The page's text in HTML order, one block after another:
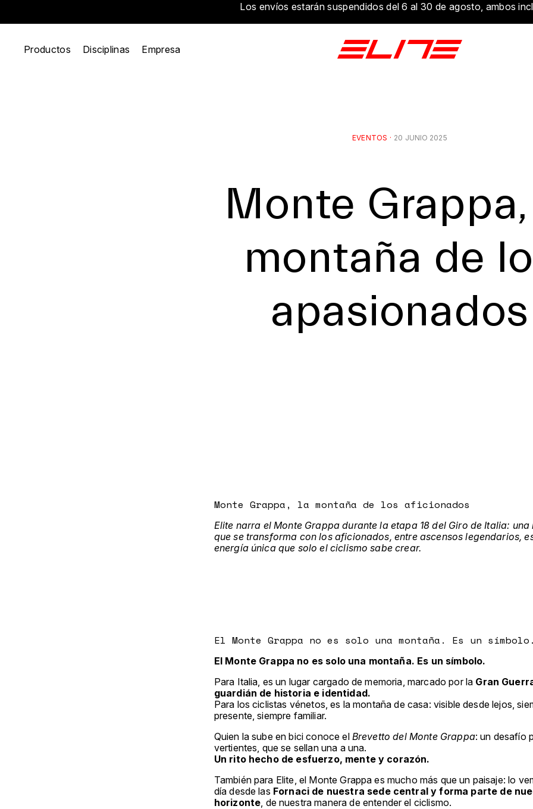
Los envíos estarán suspendidos del 6 al 30 de agosto, ambos
Productos Disciplinas Empresa
EVENTOS · 20 JUNIO 2025
Monte
montaña de
apasionados
Monte Grappa, la montaña de los aficionados
Elite narra el Monte Grappa durante la etapa 18 del Giro de Italia: una
que se transforma con los aficionados, entre ascensos legendarios,
energía única que solo el ciclismo sabe crear.
El Monte Grappa no es solo una montaña. Es un
El Monte Grappa no es solo una montaña. Es un símbolo.
Para Italia, es un lugar cargado de memoria, marcado por la Gran
guardián de historia e identidad.
Para los ciclistas vénetos, es la montaña de casa: visible desde lejos,
presente, siempre familiar.
Quien la sube en bici conoce el Brevetto del Monte Grappa: un desafío
vertientes, que se sellan una a una.
Un rito hecho de esfuerzo, mente y corazón.
También para Elite, el Monte Grappa es mucho más que un paisaje: lo
día desde las Fornaci de nuestra sede central y forma parte de
horizonte, de nuestra manera de entender el ciclismo.